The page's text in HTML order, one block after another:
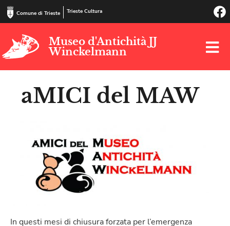
Comune di Trieste Trieste Cultura
Museo d'Antichità JJ
Winckelmann
aMICI del MAW
In questi mesi di chiusura forzata per l’emergenza